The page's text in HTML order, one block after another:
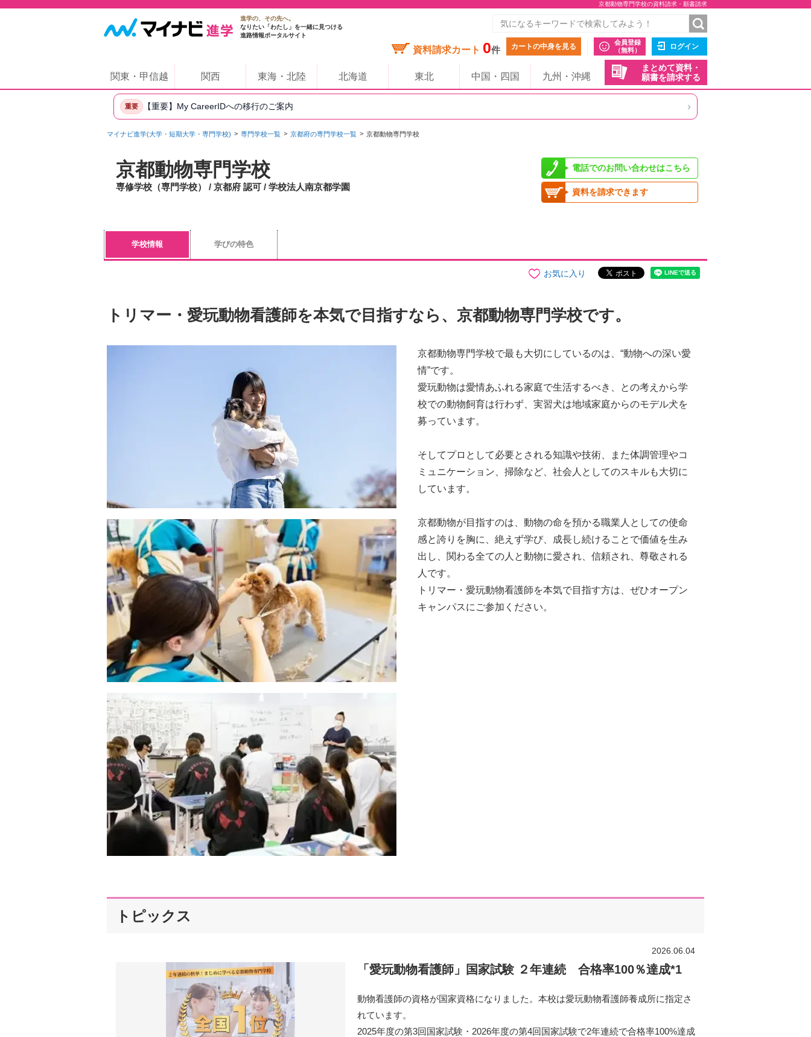
京都動物専門学校の資料請求・願書請求
進学の、その先へ。
なりたい「わたし」を一緒に見つける
進路情報ポータルサイト
資料請求カート 0件 カートの中身を見る
会員登録
（無料）
ログイン
まとめて資料・
願書を請求する
関東・甲信越 関西 東海・北陸 北海道 東北 中国・四国 九州・沖縄
重要 【重要】My CareerIDへの移行のご案内 ›
マイナビ進学(大学・短期大学・専門学校) 専門学校一覧 京都府の専門学校一覧 京都動物専門学校
京都動物専門学校
専修学校（専門学校） / 京都府 認可 / 学校法人南京都学園
電話でのお問い合わせはこちら
資料を請求できます
学校情報 学びの特色
お気に入り
トリマー・愛玩動物看護師を本気で目指すなら、京都動物専門学校です。
京都動物専門学校で最も大切にしているのは、“動物への深い愛
情”です。
愛玩動物は愛情あふれる家庭で生活するべき、との考えから学
校での動物飼育は行わず、実習犬は地域家庭からのモデル犬を
募っています。
そしてプロとして必要とされる知識や技術、また体調管理やコ
ミュニケーション、掃除など、社会人としてのスキルも大切に
しています。
京都動物が目指すのは、動物の命を預かる職業人としての使命
感と誇りを胸に、絶えず学び、成長し続けることで価値を生み
出し、関わる全ての人と動物に愛され、信頼され、尊敬される
人です。
トリマー・愛玩動物看護師を本気で目指す方は、ぜひオープン
キャンパスにご参加ください。
トピックス
2026.06.04
「愛玩動物看護師」国家試験 ２年連続 合格率100％達成*1
動物看護師の資格が国家資格になりました。本校は愛玩動物看護師養成所に指定さ
れています。
2025年度の第3回国家試験・2026年度の第4回国家試験で2年連続で合格率100%達成